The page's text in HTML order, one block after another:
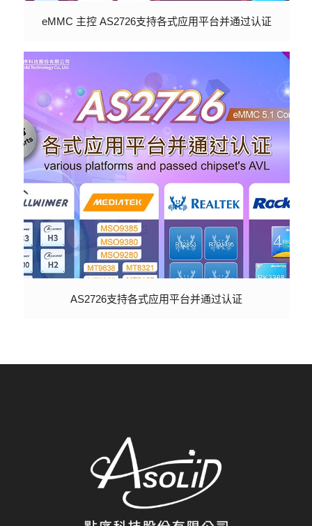
eMMC 主控 AS2726支持各式应用平台并通过认证
AS2726支持各式应用平台并通过认证